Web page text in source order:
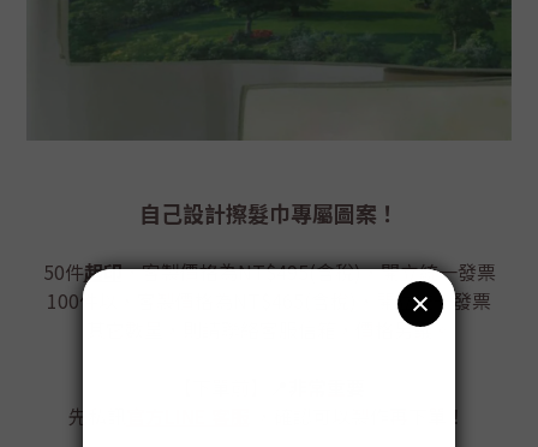
自己設計擦髮巾專屬圖案！
50件起印，客製價格為NT$495(含稅)，開立統一發票
100件以，客製價格為NT$465(含稅)，開立統一發票
其它數量，則請聯絡客服信箱，價格另議。
先私訊
，確認可以製作再下單！